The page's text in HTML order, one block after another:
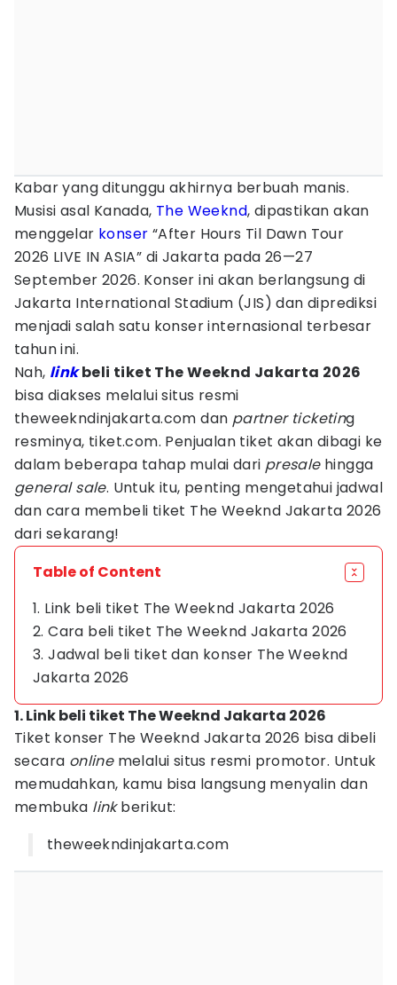
Kabar yang ditunggu akhirnya berbuah manis.
Musisi asal Kanada, The Weeknd, dipastikan akan
menggelar konser “After Hours Til Dawn Tour
2026 LIVE IN ASIA” di Jakarta pada 26—27
September 2026. Konser ini akan berlangsung di
Jakarta International Stadium (JIS) dan diprediksi
menjadi salah satu konser internasional terbesar
tahun ini.
Nah, linkbeli tiket The Weeknd Jakarta 2026
bisa diakses melalui situs resmi
theweekndinjakarta.com dan partner ticketing
resminya, tiket.com. Penjualan tiket akan dibagi ke
dalam beberapa tahap mulai dari presalehingga
general sale. Untuk itu, penting mengetahui jadwal
dan cara membeli tiket The Weeknd Jakarta 2026
dari sekarang!
Table of Content
1. Link beli tiket The Weeknd Jakarta 2026
2. Cara beli tiket The Weeknd Jakarta 2026
3. Jadwal beli tiket dan konser The Weeknd
Jakarta 2026
1. Link beli tiket The Weeknd Jakarta 2026
Tiket konser The Weeknd Jakarta 2026 bisa dibeli
secara online melalui situs resmi promotor. Untuk
memudahkan, kamu bisa langsung menyalin dan
membuka linkberikut:
theweekndinjakarta.com